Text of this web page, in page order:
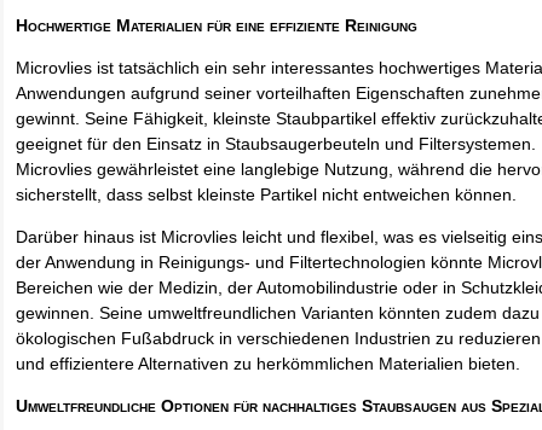
Hochwertige Materialien für eine effiziente Reinigung
Microvlies ist tatsächlich ein sehr interessantes hochwertiges
Anwendungen aufgrund seiner vorteilhaften Eigenschaften
gewinnt. Seine Fähigkeit, kleinste Staubpartikel effektiv
geeignet für den Einsatz in Staubsaugerbeuteln und
Microvlies gewährleistet eine langlebige Nutzung, während die
sicherstellt, dass selbst kleinste Partikel nicht entweichen können.
Darüber hinaus ist Microvlies leicht und flexibel, was es vielseitig
der Anwendung in Reinigungs- und Filtertechnologien könnte
Bereichen wie der Medizin, der Automobilindustrie oder in
gewinnen. Seine umweltfreundlichen Varianten könnten zudem
ökologischen Fußabdruck in verschiedenen Industrien zu
und effizientere Alternativen zu herkömmlichen Materialien bieten.
Umweltfreundliche Optionen für nachhaltiges Staubsaugen aus